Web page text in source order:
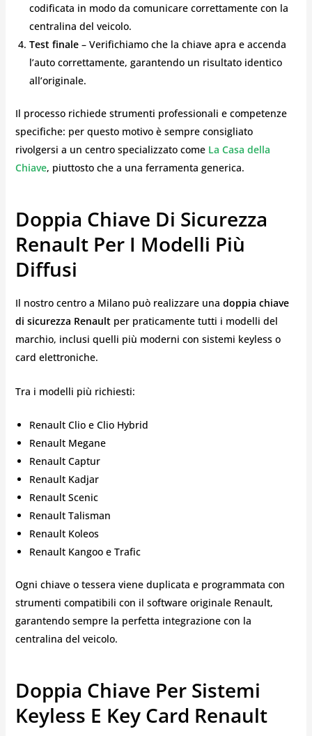
codificata in modo da comunicare correttamente con la
centralina del veicolo.
Test finale– Verifichiamo che la chiave apra e accenda
l’auto correttamente, garantendo un risultato identico
all’originale.
Il processo richiede strumenti professionali e competenze
specifiche: per questo motivo è sempre consigliato
rivolgersi a un centro specializzato come La Casa della
Chiave, piuttosto che a una ferramenta generica.
Doppia Chiave Di Sicurezza
Renault Per I Modelli Più
Diffusi
Il nostro centro a Milano può realizzare una doppia chiave
di sicurezza Renaultper praticamente tutti i modelli del
marchio, inclusi quelli più moderni con sistemi keyless o
card elettroniche.
Tra i modelli più richiesti:
Renault Clio e Clio Hybrid
Renault Megane
Renault Captur
Renault Kadjar
Renault Scenic
Renault Talisman
Renault Koleos
Renault Kangoo e Trafic
Ogni chiave o tessera viene duplicata e programmata con
strumenti compatibili con il software originale Renault,
garantendo sempre la perfetta integrazione con la
centralina del veicolo.
Doppia Chiave Per Sistemi
Keyless E Key Card Renault